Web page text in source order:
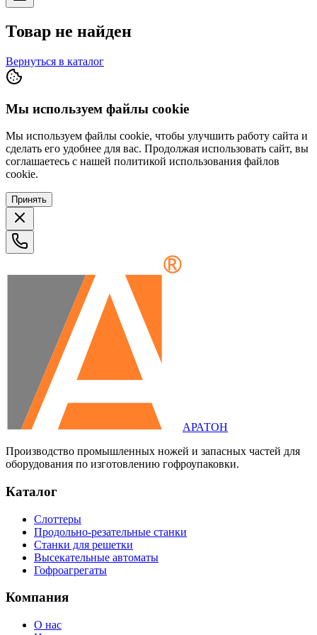
Товар не найден
Вернуться в каталог
Мы используем файлы cookie
Мы используем файлы cookie, чтобы улучшить работу сайта и
сделать его удобнее для вас. Продолжая использовать сайт, вы
соглашаетесь с нашей политикой использования файлов
cookie.
Принять
АРАТОН
Производство промышленных ножей и запасных частей для
оборудования по изготовлению гофроупаковки.
Каталог
Слоттеры
Продольно-резательные станки
Станки для решетки
Высекательные автоматы
Гофроагрегаты
Компания
О нас